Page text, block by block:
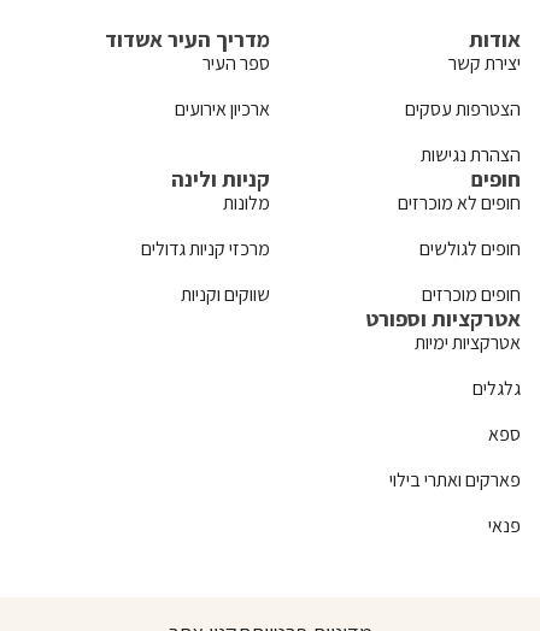
אודות
יצירת קשר
הצטרפות עסקים
הצהרת נגישות
מדריך העיר אשדוד
ספר העיר
ארכיון אירועים
חופים
חופים לא מוכרזים
חופים לגולשים
חופים מוכרזים
קניות ולינה
מלונות
מרכזי קניות גדולים
שווקים וקניות
אטרקציות וספורט
אטרקציות ימיות
גלגלים
ספא
פארקים ואתרי בילוי
פנאי